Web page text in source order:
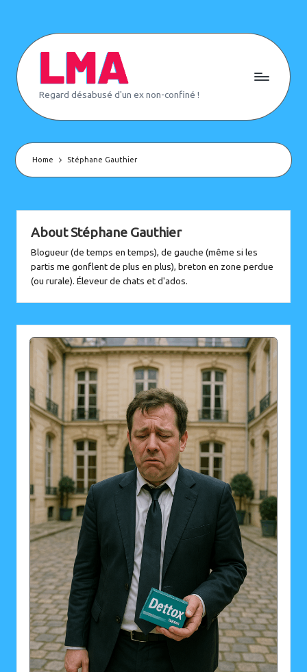
content
L
e
M
e
(
u
p
a
s)
Regard désabusé d'un ex non-confiné !
Home Stéphane Gauthier
About Stéphane Gauthier
Blogueur (de temps en temps), de gauche (même si les
partis me gonflent de plus en plus), breton en zone perdue
(ou rurale). Éleveur de chats et d'ados.